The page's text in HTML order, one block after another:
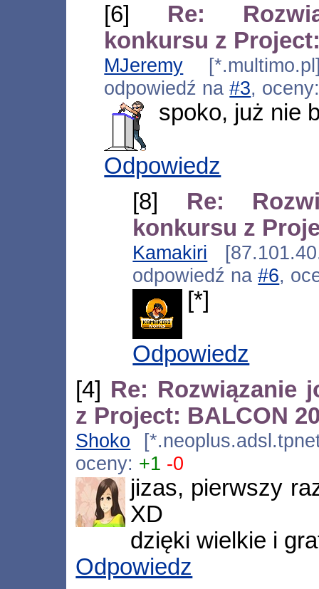
[6] Re:
konkursu z
MJeremy
odpowiedź na#3,
spoko, już nie
Odpowiedz
[8] Re:
konkursu z
Kamakiri
odpowiedź na#6,
[*]
Odpowiedz
[4] Re: Rozwiązanie
z Project: BALCON
Shoko
oceny: +1 -0
jizas, pierwszy
XD
dzięki wielkie i
Odpowiedz